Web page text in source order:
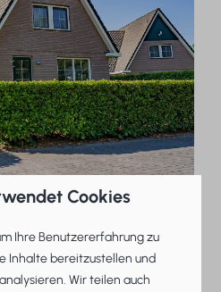
Cookies
Ihre Benutzererfahrung zu
Inhalte bereitzustellen und
Wir teilen auch